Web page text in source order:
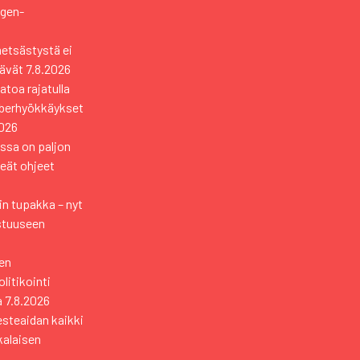
ei
7.8.2026
rajatulla
on paljon
ohjeet
tupakka – nyt
7.8.2026
kaikki